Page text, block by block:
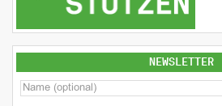
NEWSLETTER